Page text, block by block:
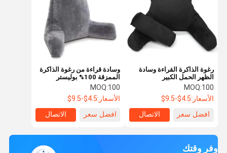
وسادة قراءة من رغوة الذاكرة
الممزقة 100% بوليستر
MOQ:100
الأسعار:4.5$-9.5$
افضل سعر
الاتصال
رغوة الذاكرة القراءة وسادة
الظهر الحمل الكبير
MOQ:100
الأسعار:4.5$-9.5$
افضل سعر
الاتصال
وفر وقتك